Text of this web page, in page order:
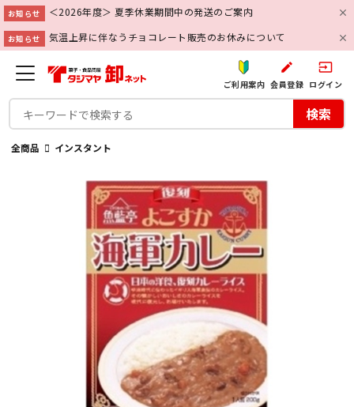
お知らせ ＜2026年度＞ 夏季休業期間中の発送のご案内
お知らせ 気温上昇に伴なうチョコレート販売のお休みについて
ご利用案内
create
会員登録
input
ログイン
検索
全商品 インスタント